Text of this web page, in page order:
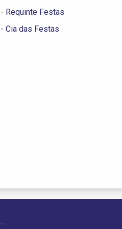
- Requinte Festas
- Cia das Festas